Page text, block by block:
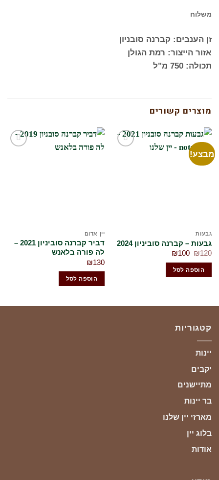
משלוח
זן הענבים: קברנה סובניון
אזור הייצור: רמת הגולן
תכולה: 750 מ"ל
מוצרים קשורים
גבעות
גבעות – קברנה סוביניון 2024
₪120
המחיר
₪120.
₪100
המחיר
הוא:
₪100.הוספה לסל
יין אדום
דביר קברנה סוביניון 2021 –
לה פורה בלאנש
₪130
הוספה לסל
קטגוריות
יינות
יקבים
מתיישנים
בר יינות
מארזי יין שלנו
בלוג יין
אודות